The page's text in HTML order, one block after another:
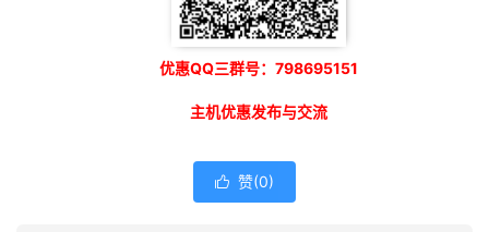
优惠QQ三群号：798695151
主机优惠发布与交流
 赞(0)